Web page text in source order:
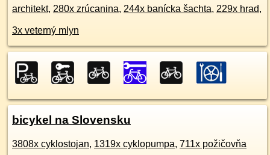
architekt, 280x zrúcanina, 244x banícka šachta, 229x hrad,
3x veterný mlyn
bicykel na Slovensku
3808x cyklostojan, 1319x cyklopumpa, 711x požičovňa